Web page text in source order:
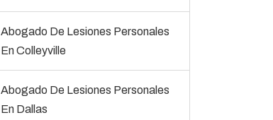
Abogado De Lesiones Personales
En Colleyville
Abogado De Lesiones Personales
En Dallas